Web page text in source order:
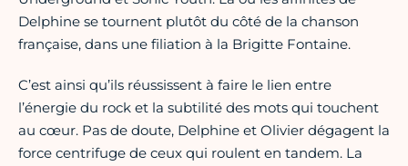
Delphine se tournent plutôt du côté de la chanson
française, dans une filiation à la Brigitte Fontaine.
C’est ainsi qu’ils réussissent à faire le lien entre
l’énergie du rock et la subtilité des mots qui touchent
au cœur. Pas de doute, Delphine et Olivier dégagent la
force centrifuge de ceux qui roulent en tandem. La